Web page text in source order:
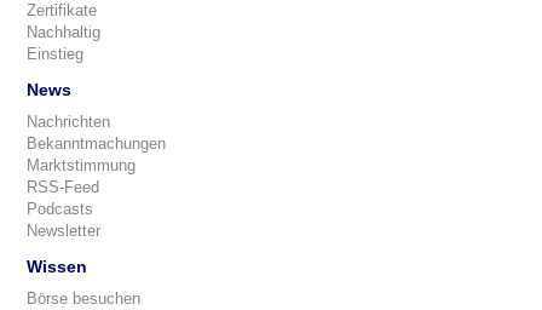
Zertifikate
Nachhaltig
Einstieg
News
Nachrichten
Bekanntmachungen
Marktstimmung
RSS-Feed
Podcasts
Newsletter
Wissen
Börse besuchen